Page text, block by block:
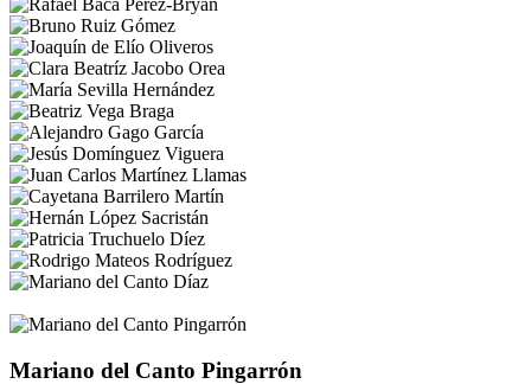
Mariano del Canto Pingarrón